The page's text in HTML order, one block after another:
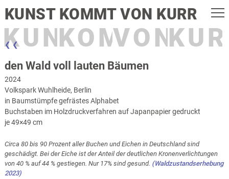
KUNST KOMMT VON KURR
KUNSTKOMMT
VON
❮ ❮
den Wald voll lauten Bäumen
2024
Volkspark Wuhlheide, Berlin
in Baumstümpfe gefrästes Alphabet
Buchstaben im Holzdruckverfahren auf Japanpapier gedruckt
je 49×49 cm
Circa 80 bis 90 Prozent aller Buchen und Eichen in Deutschland sind
geschädigt. Bei der Eiche ist der Anteil der deutlichen Kronenverlichtungen
von 40 % auf 44 % gestiegen. Nur 17% sind gesund. (Waldzustandserhebung
2023)